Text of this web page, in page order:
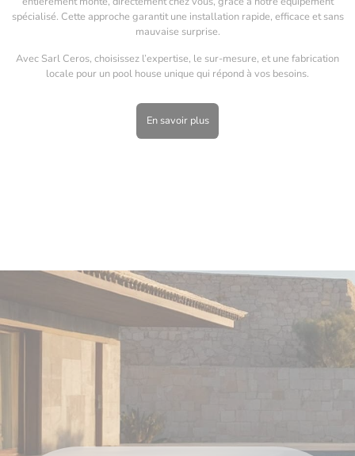
spécialisé. Cette approche garantit une installation rapide, efficace et sans
mauvaise surprise.
Avec Sarl Ceros, choisissez l’expertise, le sur-mesure, et une fabrication
locale pour un pool house unique qui répond à vos besoins.
En savoir plus